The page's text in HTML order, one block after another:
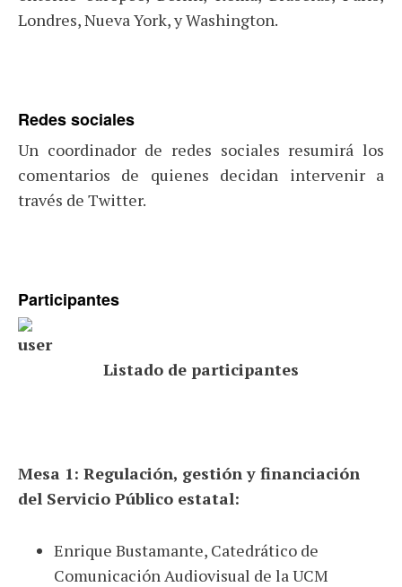
Londres, Nueva York, y Washington.
Redes sociales
Un coordinador de redes sociales resumirá los
comentarios de quienes decidan intervenir a
través de Twitter.
Participantes
Listado de participantes
Mesa 1: Regulación, gestión y financiación
del Servicio Público estatal:
Enrique Bustamante, Catedrático de
Comunicación Audiovisual de la UCM